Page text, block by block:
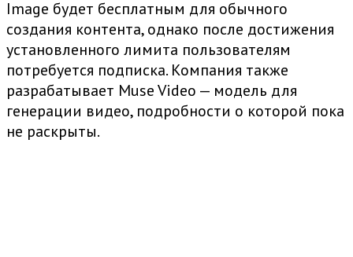
Image будет бесплатным для обычного
создания контента, однако после достижения
установленного лимита пользователям
потребуется подписка. Компания также
разрабатывает Muse Video — модель для
генерации видео, подробности о которой пока
не раскрыты.